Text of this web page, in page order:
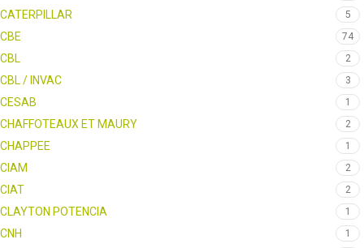
CATERPILLAR 5
CBE 74
CBL 2
CBL / INVAC 3
CESAB 1
CHAFFOTEAUX ET MAURY 2
CHAPPEE 1
CIAM 2
CIAT 2
CLAYTON POTENCIA 1
CNH 1